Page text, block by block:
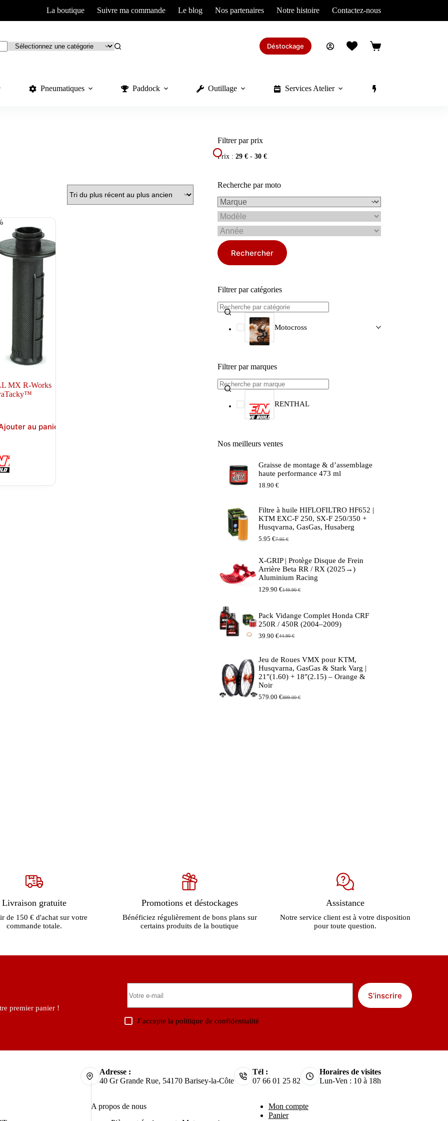
La boutique Suivre ma commande Le blog Nos partenaires Notre histoire Contactez-nous
Déstockage
Panier
Pneumatiques Paddock Outillage Services Atelier
MX R-Works
au panier
Filtrer par prix
Prix :29 € -30 €
Recherche par moto
Rechercher
Filtrer par catégories
Motocross
Filtrer par marques
RENTHAL
Nos meilleurs ventes
Graisse de montage & d’assemblage
haute performance 473 ml
18.90 €
Filtre à huile HIFLOFILTRO HF652 |
KTM EXC-F 250, SX-F 250/350 +
Husqvarna, GasGas, Husaberg
7.95€
Le
initial
était :
7.95 €.
5.95 €
Le
actuel
est :
5.95 €.
X-GRIP | Protège Disque de Frein
Arrière Beta RR / RX (2025→)
Aluminium Racing
149.90€
Le
était :
149.90 €.
129.90 €
Le
est :
129.90 €.
Pack Vidange Complet Honda CRF
250R / 450R (2004–2009)
44.90€
Le
était :
44.90 €.
39.90 €
Le
est :
39.90 €.
Jeu de Roues VMX pour KTM,
Husqvarna, GasGas & Stark Varg |
21″(1.60) + 18″(2.15) – Orange &
Noir
899.00€
Le
579.00 €
Le
Livraison gratuite
de 150 € d'achat sur votre
commande totale.
Promotions et déstockages
Bénéficiez régulièrement de bons plans sur
certains produits de la boutique
Assistance
Notre service client est à votre disposition
pour toute question.
premier panier !
S’inscrire
J’accepte lapolitique de confidentialité
Adresse :
40 Gr Grande Rue, 54170 Barisey-la-Côte
Tél :
07 66 01 25 82
Horaires de visites
Lun-Ven : 10 à 18h
A propos de nous
Mon compte
Panier